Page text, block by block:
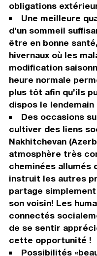
obligations
Une meilleure
d’un sommeil
être en bonne
hivernaux où les
modification
heure normale
plus tôt afin qu’ils
dispos le lendemain
Des occasions
cultiver des liens
Nakhitchevan
atmosphère très
cheminées allumés
instruit les autres
partage
son voisin! Les
connectés
de se sentir
cette opportunité !
Possibilités